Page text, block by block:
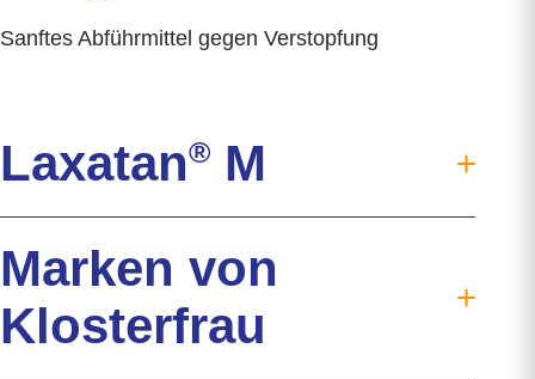
Sanftes Abführmittel gegen Verstopfung
Laxatan® M
®
Verdauung
Verstopfung
Hilfreiche Tipps
Marken von
Klosterfrau